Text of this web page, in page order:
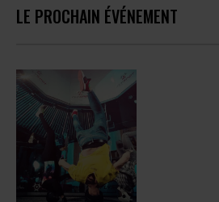
LE PROCHAIN ÉVÉNEMENT